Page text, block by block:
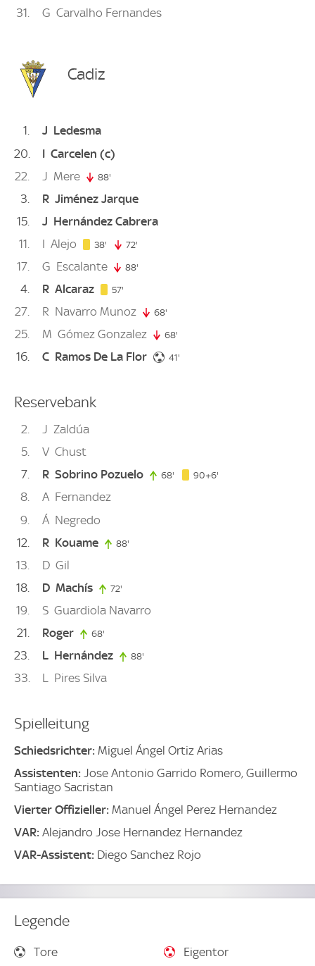
31 G Carvalho Fernandes
Cadiz
1 J Ledesma
20
I Carcelen (c)
22
J Mere 88'
3 R Jiménez Jarque
15
J Hernández Cabrera
11
I Alejo 38' 38. minute
72'
17 G Escalante 88'
4 R Alcaraz 57'
27 R Navarro Munoz 68'
25 M Gómez Gonzalez 68'
16 C Ramos De La Flor 41'
Reservebank
2 J Zaldúa
5
V Chust
7
R Sobrino Pozuelo 68' 68. minute
90+6'
8 A Fernandez
9
Á Negredo
12
R Kouame 88'
13 D Gil
18
D Machís 72'
19 S Guardiola Navarro
21
Roger 68'
23 L Hernández 88'
33 L Pires Silva
Spielleitung
Schiedsrichter: Miguel Ángel Ortiz Arias
Assistenten: Jose Antonio Garrido Romero, Guillermo
Santiago Sacristan
Vierter Offizieller: Manuel Ángel Perez Hernandez
VAR: Alejandro Jose Hernandez Hernandez
VAR-Assistent: Diego Sanchez Rojo
Legende
Tore
Eigentor